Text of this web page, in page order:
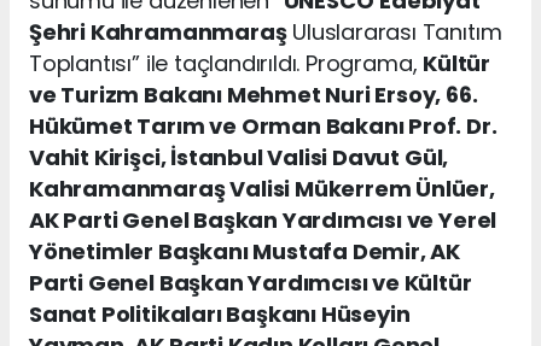
Şehri KahramanmaraşUluslararası Tanıtım
Toplantısı” ile taçlandırıldı. Programa, Kültür
ve Turizm Bakanı Mehmet Nuri Ersoy, 66.
Hükümet Tarım ve Orman Bakanı Prof. Dr.
Vahit Kirişci, İstanbul Valisi Davut Gül,
Kahramanmaraş Valisi Mükerrem Ünlüer,
AK Parti Genel Başkan Yardımcısı ve Yerel
Yönetimler Başkanı Mustafa Demir, AK
Parti Genel Başkan Yardımcısı ve Kültür
Sanat Politikaları Başkanı Hüseyin